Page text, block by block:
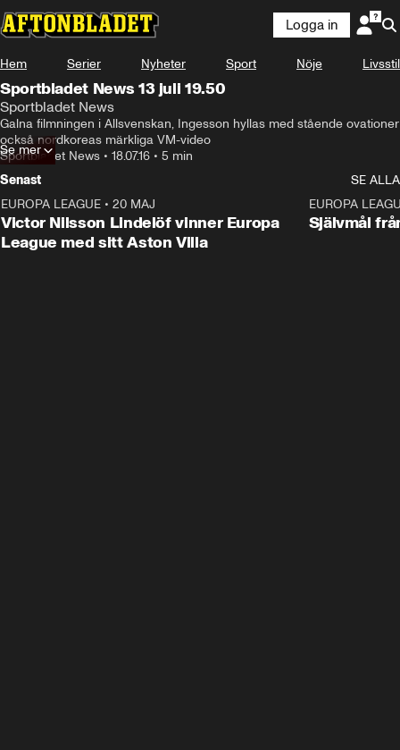
Logga in
Hem Serier Nyheter Sport Nöje Livsstil
Sportbladet News 13 juli 19.50
Sportbladet News
Galna filmningen i Allsvenskan, Ingesson hyllas med stående ovationer
också nordkoreas märkliga VM-video
Sportbladet News • 18.07.16 • 5 min
Se mer
Senast
SE ALLA
EUROPA LEAGUE • 20 MAJ
Victor Nilsson Lindelöf vinner Europa
League med sitt Aston Villa
EUROPA
Självmål